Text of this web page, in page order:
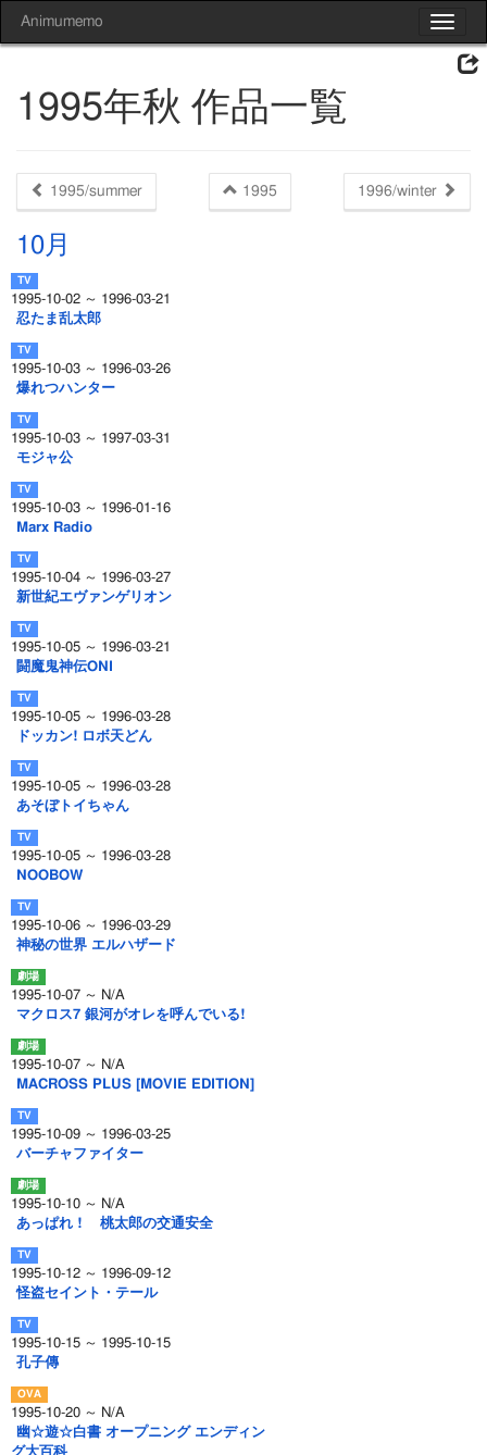
Toggle
Animumemo
1995年秋 作品一覧
1995/summer 1995 1996/winter
10月
1995-10-02 ～ 1996-03-21
忍たま乱太郎
1995-10-03 ～ 1996-03-26
爆れつハンター
1995-10-03 ～ 1997-03-31
モジャ公
1995-10-03 ～ 1996-01-16
Marx Radio
1995-10-04 ～ 1996-03-27
新世紀エヴァンゲリオン
1995-10-05 ～ 1996-03-21
闘魔鬼神伝ONI
1995-10-05 ～ 1996-03-28
ドッカン! ロボ天どん
1995-10-05 ～ 1996-03-28
あそぼトイちゃん
1995-10-05 ～ 1996-03-28
NOOBOW
1995-10-06 ～ 1996-03-29
神秘の世界 エルハザード
1995-10-07 ～ N/A
マクロス7 銀河がオレを呼んでいる!
1995-10-07 ～ N/A
MACROSS PLUS [MOVIE EDITION]
1995-10-09 ～ 1996-03-25
バーチャファイター
1995-10-10 ～ N/A
あっぱれ ! 桃太郎の交通安全
1995-10-12 ～ 1996-09-12
怪盗セイント・テール
1995-10-15 ～ 1995-10-15
孔子傳
1995-10-20 ～ N/A
幽☆遊☆白書 オープニング エンディン